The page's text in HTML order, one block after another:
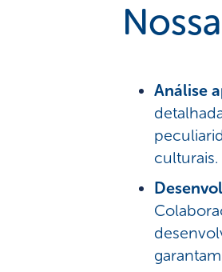
Análise
culturais.